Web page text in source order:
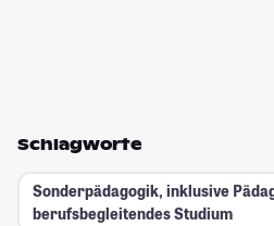
Schlagworte
Sonderpädagogik, inklusive
berufsbegleitendes Studium